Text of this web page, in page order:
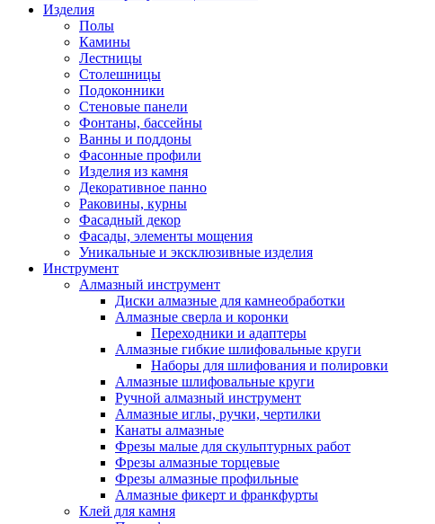
Изделия
Полы
Камины
Лестницы
Столешницы
Подоконники
Стеновые панели
Фонтаны, бассейны
Ванны и поддоны
Фасонные профили
Изделия из камня
Декоративное панно
Раковины, курны
Фасадный декор
Фасады, элементы мощения
Уникальные и эксклюзивные изделия
Инструмент
Алмазный инструмент
Диски алмазные для камнеобработки
Алмазные сверла и коронки
Переходники и адаптеры
Алмазные гибкие шлифовальные круги
Наборы для шлифования и полировки
Алмазные шлифовальные круги
Ручной алмазный инструмент
Алмазные иглы, ручки, чертилки
Канаты алмазные
Фрезы малые для скульптурных работ
Фрезы алмазные торцевые
Фрезы алмазные профильные
Алмазные фикерт и франкфурты
Клей для камня